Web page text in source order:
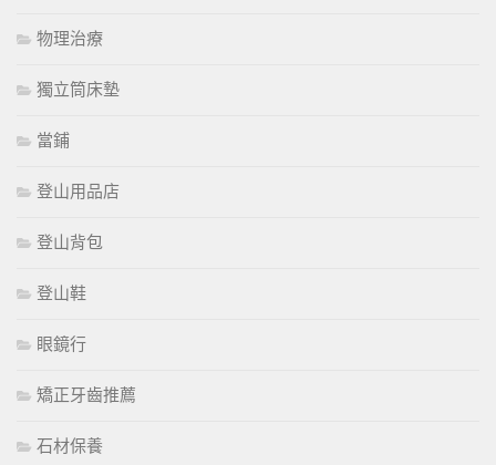
物理治療
獨立筒床墊
當鋪
登山用品店
登山背包
登山鞋
眼鏡行
矯正牙齒推薦
石材保養